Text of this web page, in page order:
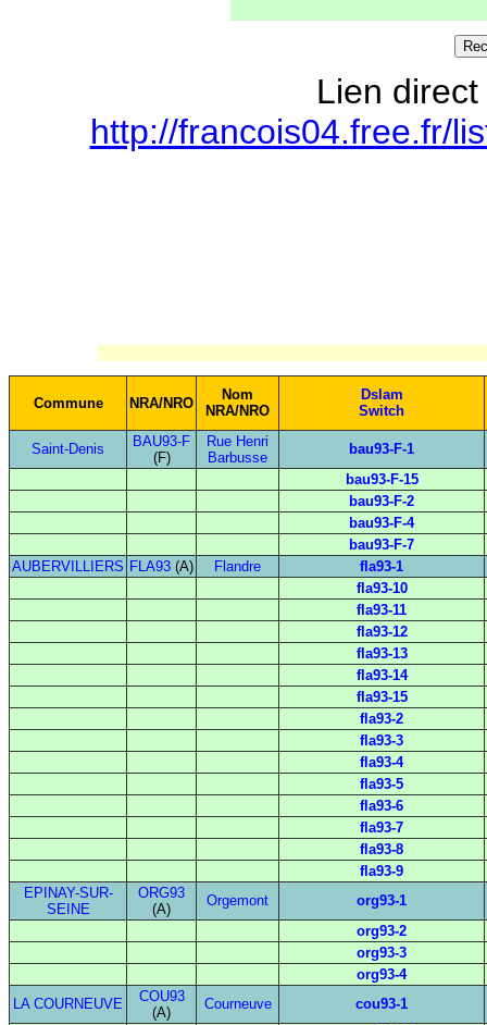
Lien
http://francois04.free.fr/
Commune NRA/NRO
Nom
NRA/NRO
Dslam
Switch
Saint-Denis
BAU93-F
(F)
Rue Henri
Barbusse
bau93-F-1
bau93-F-15
bau93-F-2
bau93-F-4
bau93-F-7
AUBERVILLIERS FLA93 (A) Flandre
fla93-1
fla93-10
fla93-11
fla93-12
fla93-13
fla93-14
fla93-15
fla93-2
fla93-3
fla93-4
fla93-5
fla93-6
fla93-7
fla93-8
fla93-9
EPINAY-SUR-
SEINE
ORG93
(A)
Orgemont
org93-1
org93-2
org93-3
org93-4
LA COURNEUVE
COU93
(A)
Courneuve
cou93-1